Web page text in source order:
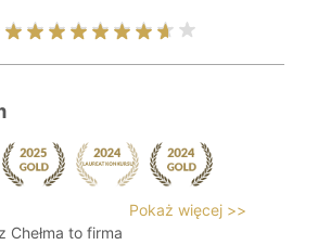
Pokaż więcej >>
Chełma to firma